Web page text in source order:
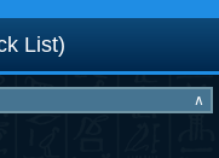
List)
∧